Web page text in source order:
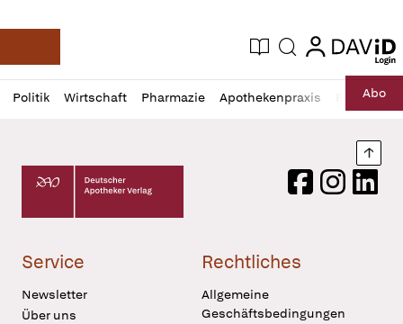
Deutsche Apotheker Zeitung
Aktuelle Ausgabe
Suche login
login
Politik Wirtschaft Pharmazie Apothekenpraxis RechtAbo
Profil
öffnen
Daz
Pur
Deutscher Apotheker Verlag Logo
FacebookInstagram
Service
Newsletter
Über uns
Rechtliches
Allgemeine
Geschäftsbedingungen